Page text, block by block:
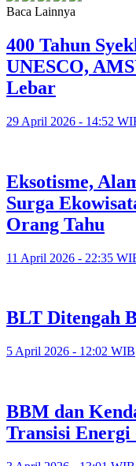
Baca Lainnya
400 Tahun
UNESCO,
Lebar
29 April 2026 - 14:52
Eksotisme,
Surga
Orang Tahu
11 April 2026 - 22:35
BLT Ditengah
5 April 2026 - 12:02 WIB
BBM dan
Transisi Energi